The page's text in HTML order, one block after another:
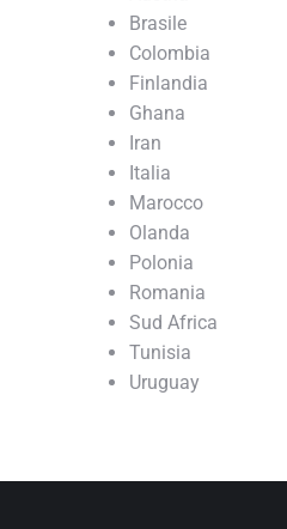
Brasile
Colombia
Finlandia
Ghana
Iran
Italia
Marocco
Olanda
Polonia
Romania
Sud Africa
Tunisia
Uruguay